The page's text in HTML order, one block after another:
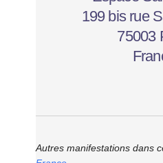
199 bis rue
75003
Autres manifestations dans